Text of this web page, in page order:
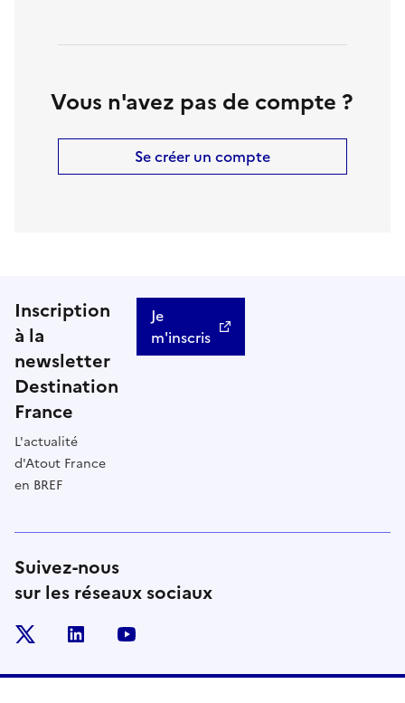
Vous n'avez pas de compte ?
Se créer un compte
Inscription
à la
newsletter
Destination
France
L'actualité
d'Atout France
en BREF
Je
m'inscris
Suivez-nous
sur les réseaux sociaux
linkedin